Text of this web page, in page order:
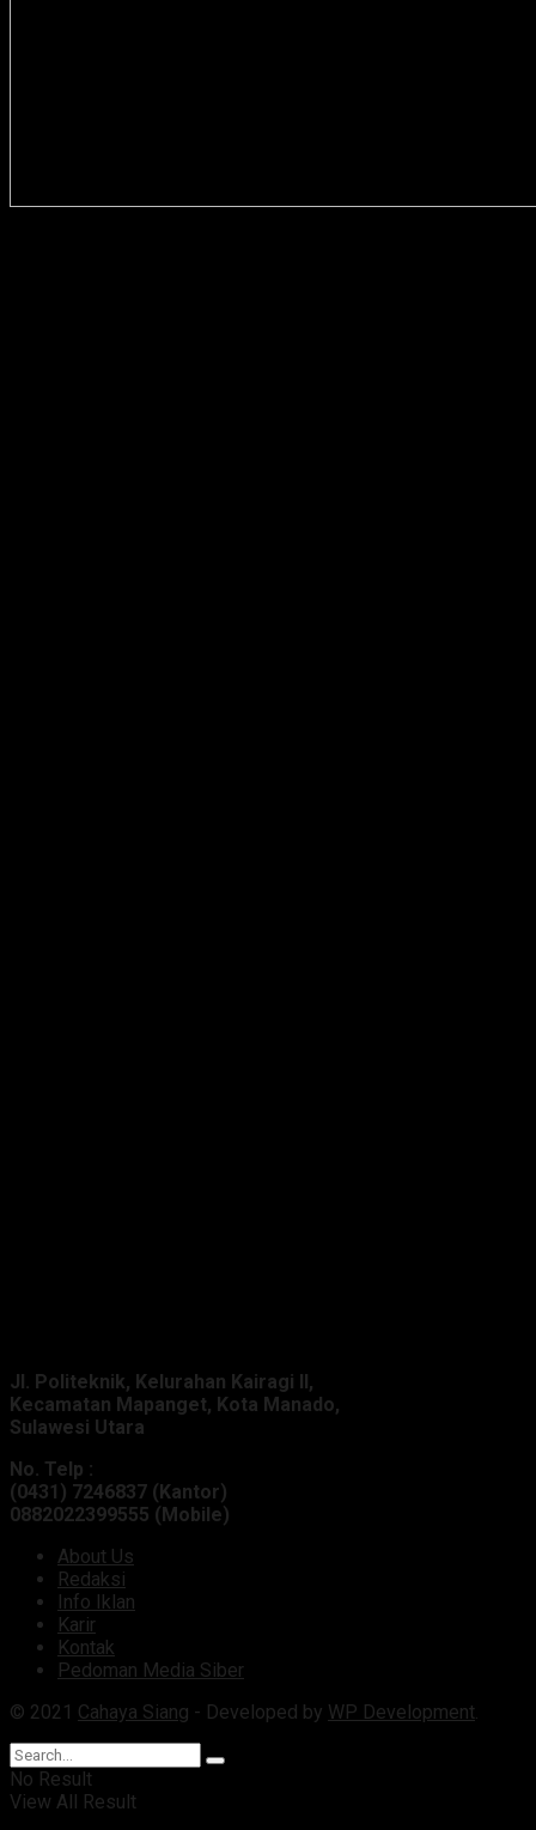
Jl. Politeknik, Kelurahan Kairagi II,
Kecamatan Mapanget, Kota Manado,
Sulawesi Utara
No. Telp :
(0431) 7246837 (Kantor)
0882022399555 (Mobile)
About Us
Redaksi
Info Iklan
Karir
Kontak
Pedoman Media Siber
© 2021 Cahaya Siang - Developed by WP Development
No Result
View All Result